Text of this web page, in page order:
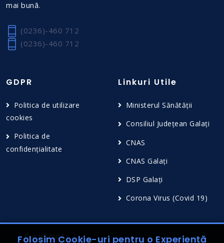
mai bunã.
(0236)-460 712
(0236)-460 712
GDPR
Politica de utilizare
cookies
Politica de
confidențialitate
Linkuri Utile
Ministerul Sănătății
Consiliul Județean Galați
CNAS
CNAS Galați
DSP Galați
Corona Virus (Covid 19)
Contact
Folosim Cookie-uri pentru o Experiență